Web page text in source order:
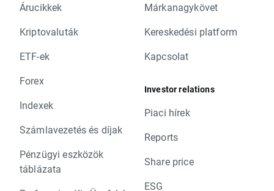
Árucikkek
Kriptovaluták
ETF-ek
Forex
Indexek
Számlavezetés és díjak
Pénzügyi eszközök
táblázata
Márkanagykövet
Kereskedési platform
Kapcsolat
Investor relations
Piaci hírek
Reports
Share price
ESG